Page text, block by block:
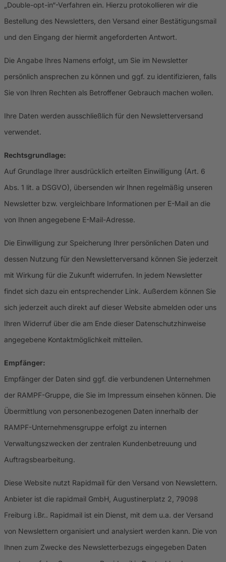
„Double-opt-in“-Verfahren ein. Hierzu protokollieren wir die
Bestellung des Newsletters, den Versand einer Bestätigungsmail
und den Eingang der hiermit angeforderten Antwort.
Die Angabe Ihres Namens erfolgt, um Sie im Newsletter
persönlich ansprechen zu können und ggf. zu identifizieren, falls
Sie von Ihren Rechten als Betroffener Gebrauch machen wollen.
Ihre Daten werden ausschließlich für den Newsletterversand
verwendet.
Rechtsgrundlage:
Auf Grundlage Ihrer ausdrücklich erteilten Einwilligung (Art. 6
Abs. 1 lit. a DSGVO), übersenden wir Ihnen regelmäßig unseren
Newsletter bzw. vergleichbare Informationen per E-Mail an die
von Ihnen angegebene E-Mail-Adresse.
Die Einwilligung zur Speicherung Ihrer persönlichen Daten und
dessen Nutzung für den Newsletterversand können Sie jederzeit
mit Wirkung für die Zukunft widerrufen. In jedem Newsletter
findet sich dazu ein entsprechender Link. Außerdem können Sie
sich jederzeit auch direkt auf dieser Website abmelden oder uns
Ihren Widerruf über die am Ende dieser Datenschutzhinweise
angegebene Kontaktmöglichkeit mitteilen.
Empfänger:
Empfänger der Daten sind ggf. die verbundenen Unternehmen
der RAMPF-Gruppe, die Sie im Impressum einsehen können. Die
Übermittlung von personenbezogenen Daten innerhalb der
RAMPF-Unternehmensgruppe erfolgt zu internen
Verwaltungszwecken der zentralen Kundenbetreuung und
Auftragsbearbeitung.
Diese Website nutzt Rapidmail für den Versand von Newslettern.
Anbieter ist die rapidmail GmbH, Augustinerplatz 2, 79098
Freiburg i.Br.. Rapidmail ist ein Dienst, mit dem u.a. der Versand
von Newslettern organisiert und analysiert werden kann. Die von
Ihnen zum Zwecke des Newsletterbezugs eingegeben Daten